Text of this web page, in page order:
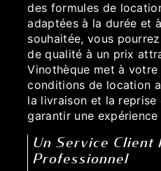
des formules de
adaptées à la durée et
souhaitée, vous
de qualité à un prix
Vinothèque met à
conditions de location
la livraison et la
garantir une
Un Service Client
Professionnel